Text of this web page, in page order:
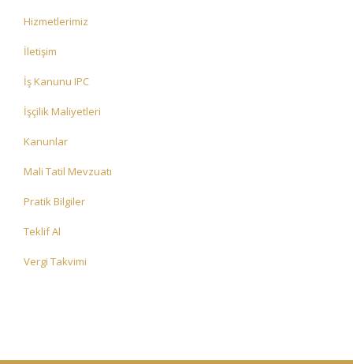
Hizmetlerimiz
İletişim
İş Kanunu IPC
İşçilik Maliyetleri
Kanunlar
Mali Tatil Mevzuatı
Pratik Bilgiler
Teklif Al
Vergi Takvimi